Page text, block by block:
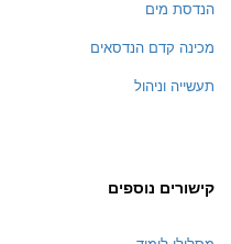
הנדסת מים
מכינה קדם הנדסאים
תעשייה וניהול
קישורים נוספים